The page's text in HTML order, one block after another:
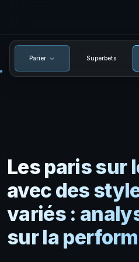
Parier Superbets
Les paris sur
avec des
variés :
sur la